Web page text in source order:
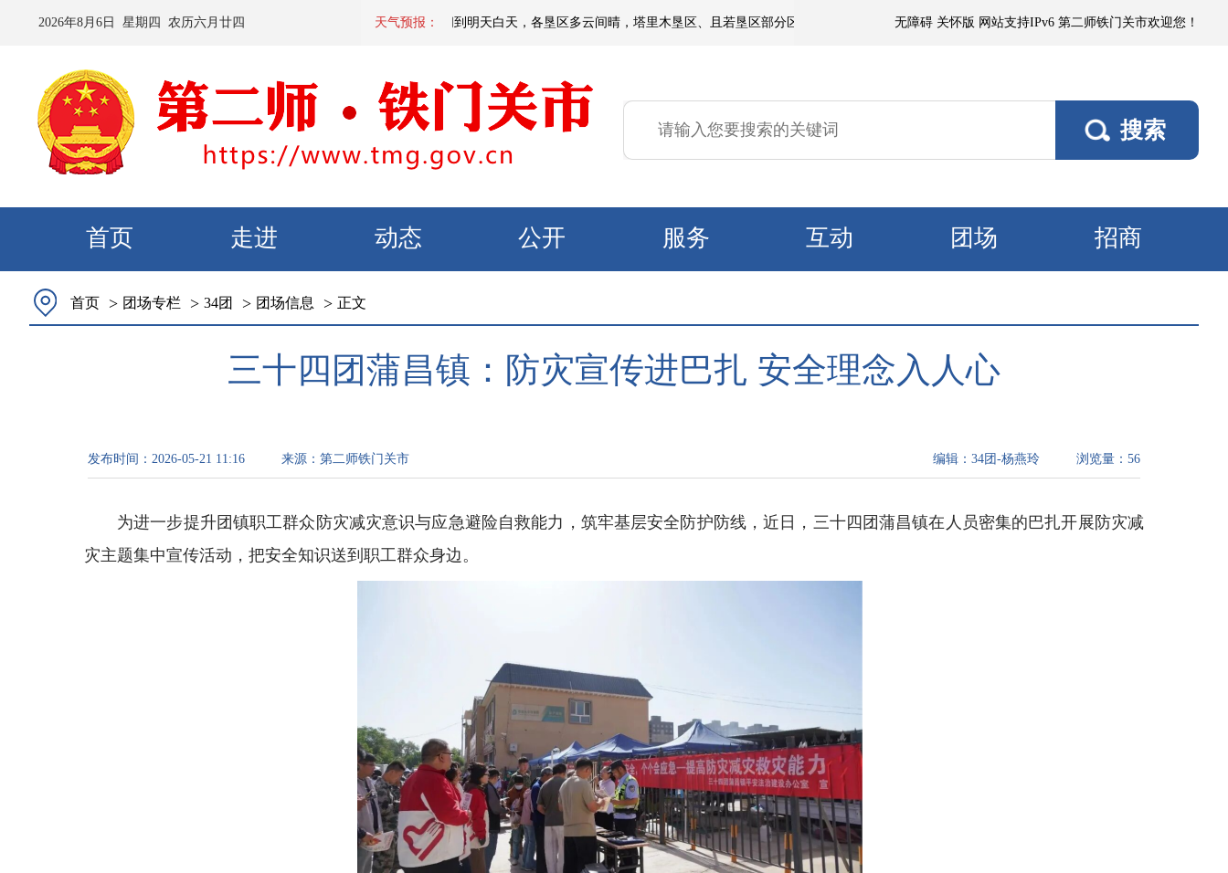
2026年8月 6 日 星期 四 农历六月廿四 天气预报：
预计：今天夜间到明天白天，各垦区多云间晴，塔里木垦区、且若垦区部分区域有短时扬沙或浮尘，局部有微到小阵雨；各垦区阵风4～5级，南部垦区
无障碍 关怀版 网站支持IPv6 第二师铁门关市欢迎您！
首页 走进 动态 公开 服务 互动 团场 招商
首页 > 团场专栏 > 34团 > 团场信息 > 正文
三十四团蒲昌镇：防灾宣传进巴扎 安全理念入人心
发布时间： 2026-05-21 11:16 来源： 第二师铁门关市 浏览量： 56
编辑： 34团-杨燕玲
为进一步提升团镇职工群众防灾减灾意识与应急避险自救能力，筑牢基层安全防护防线，近日，三十四团蒲昌镇在人员密集的巴扎开展防灾减
灾主题集中宣传活动，把安全知识送到职工群众身边。